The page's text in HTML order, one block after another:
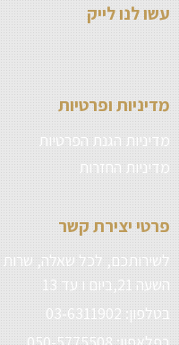
עשו לנו לייק
מדיניות ופרטיות
מדיניות הגנת הפרטיות
מדיניות החזרות
פרטי יצירת קשר
לשירותכם, לכל שאלה,
השעה 21,ביום ו עד 13
בטלפון: 03-6311902